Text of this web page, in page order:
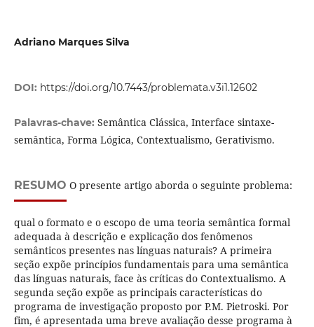
Adriano Marques Silva
DOI: https://doi.org/10.7443/problemata.v3i1.12602
Palavras-chave: Semântica Clássica, Interface sintaxe-
semântica, Forma Lógica, Contextualismo, Gerativismo.
RESUMO O presente artigo aborda o seguinte problema:
qual o formato e o escopo de uma teoria semântica formal
adequada à descrição e explicação dos fenômenos
semânticos presentes nas línguas naturais? A primeira
seção expõe princípios fundamentais para uma semântica
das línguas naturais, face às críticas do Contextualismo. A
segunda seção expõe as principais características do
programa de investigação proposto por P.M. Pietroski. Por
fim, é apresentada uma breve avaliação desse programa à